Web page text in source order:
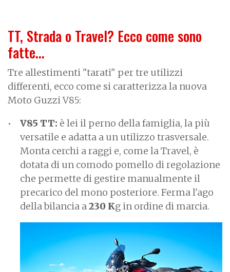
TT, Strada o Travel? Ecco come sono
fatte...
Tre allestimenti "tarati" per tre utilizzi
differenti, ecco come si caratterizza la nuova
Moto Guzzi V85:
V85 TT: è lei il perno della famiglia, la più
versatile e adatta a un utilizzo trasversale.
Monta cerchi a raggi e, come la Travel, è
dotata di un comodo pomello di regolazione
che permette di gestire manualmente il
precarico del mono posteriore. Ferma l'ago
della bilancia a230 Kg in ordine di marcia.